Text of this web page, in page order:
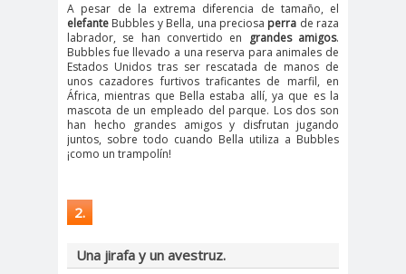
A pesar de la extrema diferencia de tamaño, el
elefante Bubbles y Bella, una preciosa perra de raza
labrador, se han convertido en grandes amigos.
Bubbles fue llevado a una reserva para animales de
Estados Unidos tras ser rescatada de manos de
unos cazadores furtivos traficantes de marfil, en
África, mientras que Bella estaba allí, ya que es la
mascota de un empleado del parque. Los dos son
han hecho grandes amigos y disfrutan jugando
juntos, sobre todo cuando Bella utiliza a Bubbles
¡como un trampolín!
2.
Una jirafa y un avestruz.